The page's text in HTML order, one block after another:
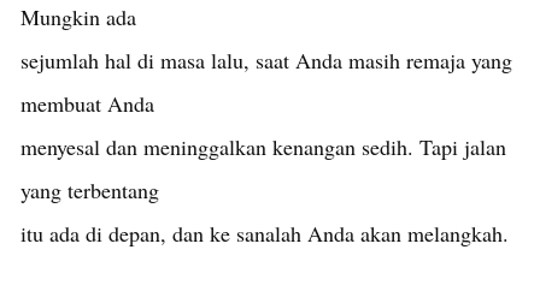
Mungkin ada
sejumlah hal di masa lalu, saat Anda masih remaja yang
membuat Anda
menyesal dan meninggalkan kenangan sedih. Tapi jalan
yang terbentang
itu ada di depan, dan ke sanalah Anda akan melangkah.